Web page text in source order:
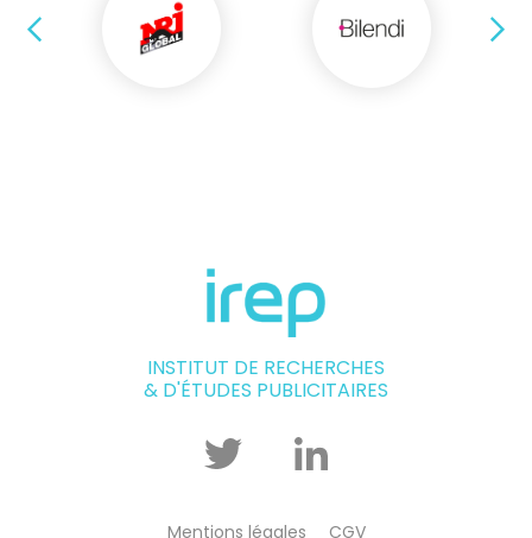
Précédent
INSTITUT DE RECHERCHES
& D'ÉTUDES PUBLICITAIRES
Twitter Linkedin
Mentions légales CGV